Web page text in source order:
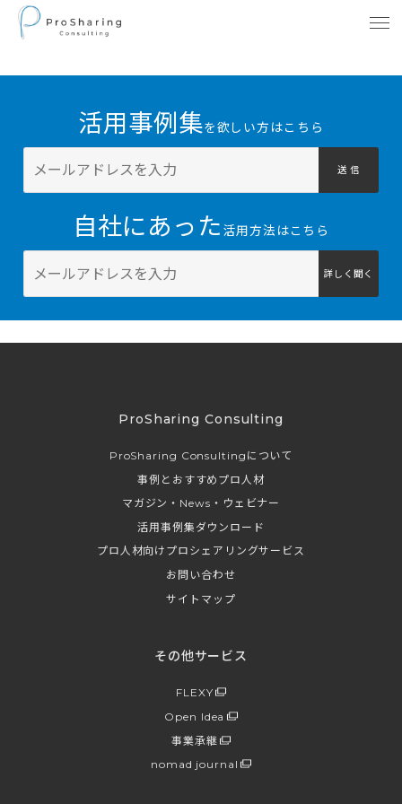
活用事例集を欲しい方はこちら
送 信
自社にあった 活用方法はこちら
詳しく聞く
ProSharing Consulting
ProSharing Consultingについて
事例とおすすめプロ人材
マガジン・News・ウェビナー
活用事例集ダウンロード
プロ人材向けプロシェアリングサービス
お問い合わせ
サイトマップ
その他サービス
FLEXY
Open Idea
事業承継
nomad journal